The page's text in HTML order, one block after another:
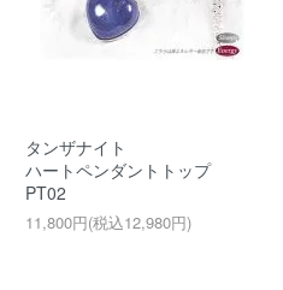
タンザナイト
ハートペンダントトップ
PT02
11,800円(税込12,980円)